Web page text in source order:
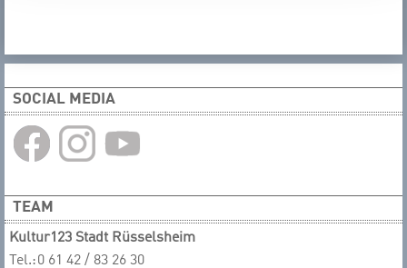
SOCIAL MEDIA
TEAM
Kultur123 Stadt Rüsselsheim
Tel.:0 61 42 / 83 26 30